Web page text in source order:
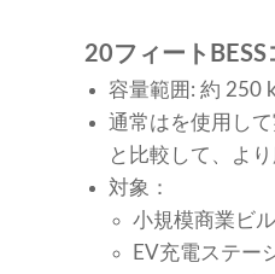
20フィートBESS
容量範囲: 約 250
通常はを使用し
と比較して、よ
対象：
小規模商業ビル
EV充電ステー